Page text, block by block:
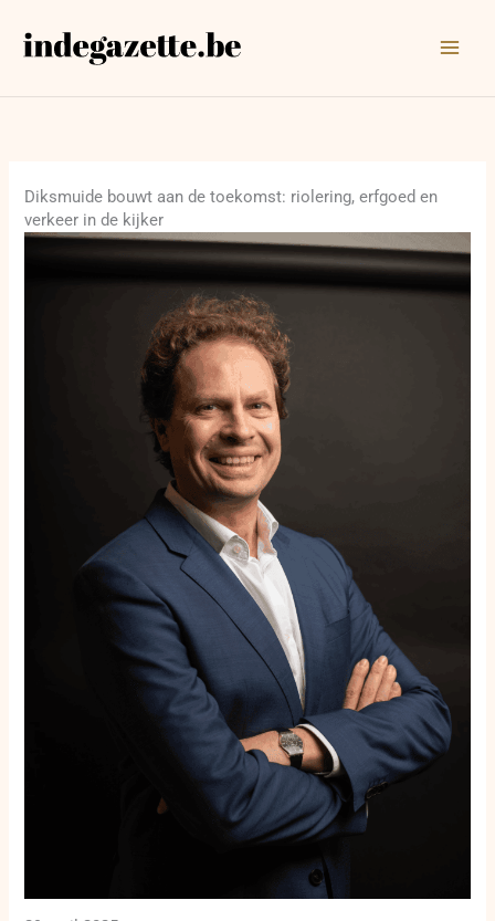
naar
Diksmuide bouwt aan de toekomst: riolering, erfgoed en
verkeer in de kijker